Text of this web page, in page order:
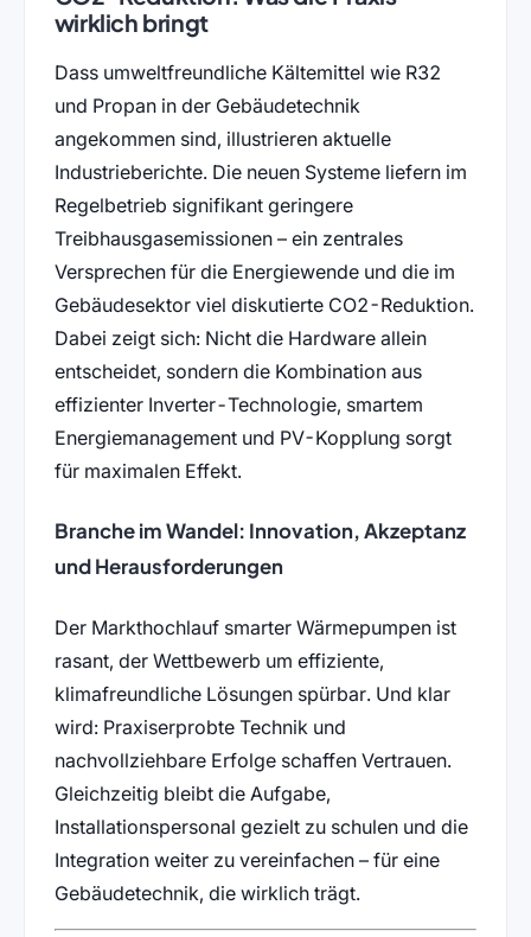
wirklich bringt
Dass umweltfreundliche Kältemittel wie R32
und Propan in der Gebäudetechnik
angekommen sind, illustrieren aktuelle
Industrieberichte. Die neuen Systeme liefern im
Regelbetrieb signifikant geringere
Treibhausgasemissionen – ein zentrales
Versprechen für die Energiewende und die im
Gebäudesektor viel diskutierte CO2-Reduktion.
Dabei zeigt sich: Nicht die Hardware allein
entscheidet, sondern die Kombination aus
effizienter Inverter-Technologie, smartem
Energiemanagement und PV-Kopplung sorgt
für maximalen Effekt.
Branche im Wandel: Innovation, Akzeptanz
und Herausforderungen
Der Markthochlauf smarter Wärmepumpen ist
rasant, der Wettbewerb um effiziente,
klimafreundliche Lösungen spürbar. Und klar
wird: Praxiserprobte Technik und
nachvollziehbare Erfolge schaffen Vertrauen.
Gleichzeitig bleibt die Aufgabe,
Installationspersonal gezielt zu schulen und die
Integration weiter zu vereinfachen – für eine
Gebäudetechnik, die wirklich trägt.